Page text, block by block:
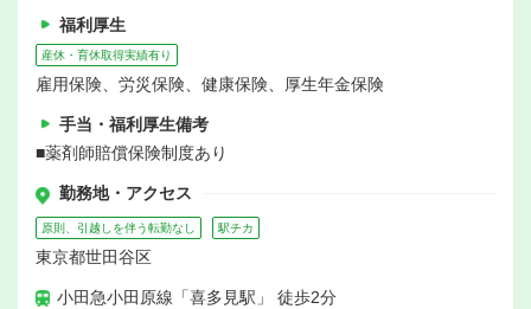
福利厚生
産休・育休取得実績有り
雇用保険、労災保険、健康保険、厚生年金保険
手当・福利厚生備考
■薬剤師賠償保険制度あり
勤務地・アクセス
原則、引越しを伴う転勤なし 駅チカ
東京都世田谷区
小田急小田原線「喜多見駅」 徒歩2分